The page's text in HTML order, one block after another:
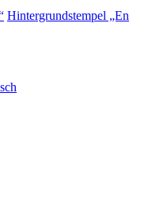
Hintergrundstempel „En